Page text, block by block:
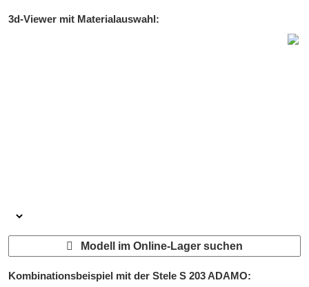
3d-Viewer mit Materialauswahl:
Modell im Online-Lager suchen
Kombinationsbeispiel mit der Stele S 203 ADAMO: